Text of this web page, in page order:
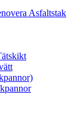
Asfaltstak